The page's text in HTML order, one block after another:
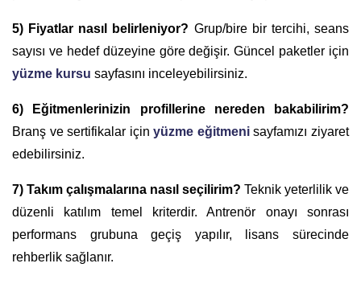
5) Fiyatlar nasıl belirleniyor? Grup/bire bir tercihi, seans
sayısı ve hedef düzeyine göre değişir. Güncel paketler için
yüzme kursu sayfasını inceleyebilirsiniz.
6) Eğitmenlerinizin profillerine nereden bakabilirim?
Branş ve sertifikalar içinyüzme eğitmenisayfamızı ziyaret
edebilirsiniz.
7) Takım çalışmalarına nasıl seçilirim? Teknik yeterlilik ve
düzenli katılım temel kriterdir. Antrenör onayı sonrası
performans grubuna geçiş yapılır, lisans sürecinde
rehberlik sağlanır.